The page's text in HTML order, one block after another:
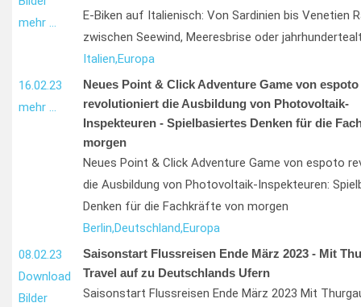
mehr …
E-Biken auf Italienisch: Von Sardinien bis Venetien
zwischen Seewind, Meeresbrise oder
Italien,Europa
16.02.23
mehr …
Neues Point & Click Adventure Game von espoto
revolutioniert die Ausbildung von Photovoltaik-
Inspekteuren - Spielbasiertes Denken für die
morgen
Neues Point & Click Adventure Game von espoto
die Ausbildung von Photovoltaik-Inspekteuren:
Denken für die Fachkräfte von morgen
Berlin,Deutschland,Europa
08.02.23
Download
Bilder
Saisonstart Flussreisen Ende März 2023 - Mit
Travel auf zu Deutschlands Ufern
Saisonstart Flussreisen Ende März 2023 Mit